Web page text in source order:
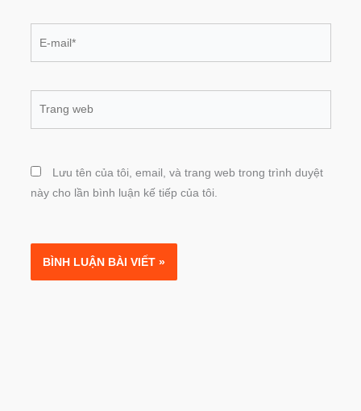
Lưu tên của tôi, email, và trang web trong trình duyệt
này cho lần bình luận kế tiếp của tôi.